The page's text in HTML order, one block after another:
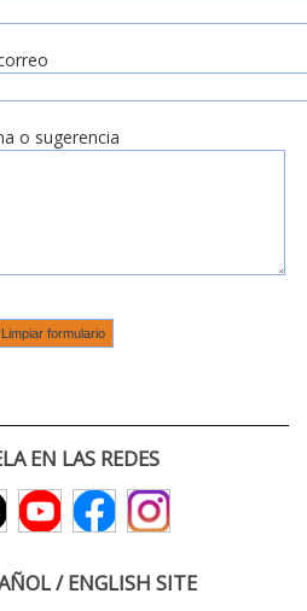
o sugerencia
EN LAS REDES
/ ENGLISH SITE